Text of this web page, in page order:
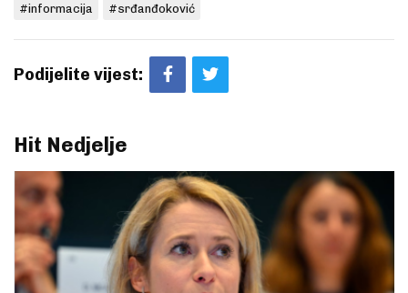
#informacija
#srđanđoković
Podijelite vijest:
Hit Nedjelje